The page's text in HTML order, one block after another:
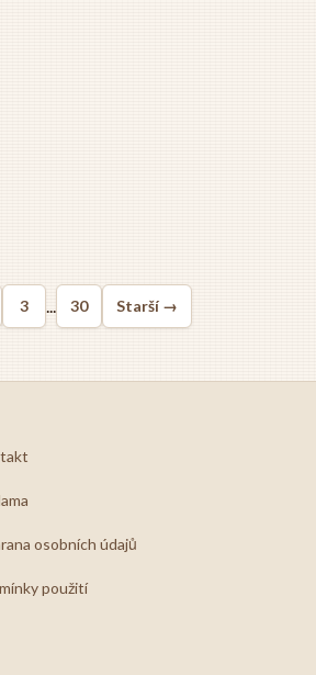
3 ... 30 Starší →
osobních údajů
použití